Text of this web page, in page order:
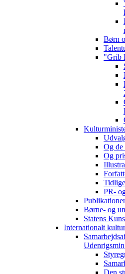
Børn
"Grib
Og
Og
PR-
Publikationer
Børne- og
Statens
Internationalt
Den